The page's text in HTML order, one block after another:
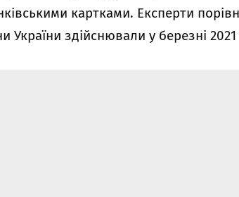
картками. Експерти
України здійснювали у березні 2021